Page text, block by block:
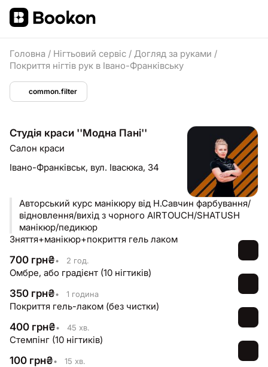
Головна / Нігтьовий сервіс / Догляд за руками /
Покриття нігтів рук в Івано-Франківську
common.filter
Студія краси ''Модна Пані''
Салон краси
Івано-Франківськ, вул. Івасюка, 34
Авторський курс манікюру від Н.Савчин фарбування/
відновлення/вихід з чорного AIRTOUCH/SHATUSH
манікюр/педикюр
Зняття+манікюр+покриття гель лаком
700 грн₴• 2 год.
Омбре, або градієнт (10 нігтиків)
350 грн₴• 1 година
Покриття гель-лаком (без чистки)
400 грн₴• 45 хв.
Стемпінг (10 нігтиків)
100 грн₴• 15 хв.